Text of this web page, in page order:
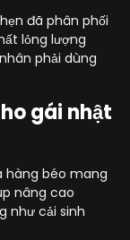
đã phân phối
lỏng lượng
phải dùng
gái nhật
hàng béo mang
nâng cao
như cải sinh